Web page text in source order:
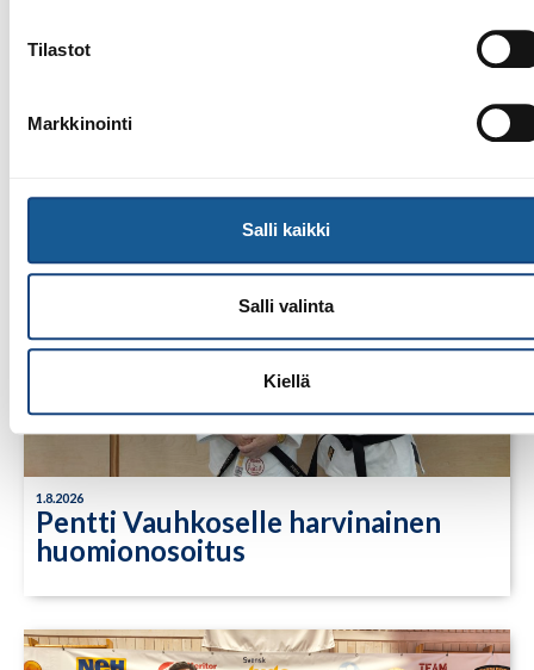
Tilastot
Markkinointi
Salli kaikki
Salli valinta
Kiellä
1.8.2026
Pentti Vauhkoselle harvinainen
huomionosoitus